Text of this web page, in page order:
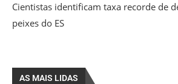
Cientistas identificam taxa recorde de
peixes do ES
AS MAIS LIDAS